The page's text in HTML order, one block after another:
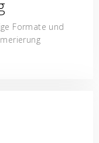
Formate und